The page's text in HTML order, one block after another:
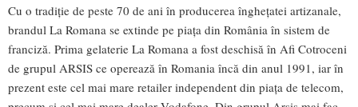
Cu o tradiție de peste 70 de ani în producerea înghețatei artizanale,
brandul La Romana se extinde pe piața din România în sistem de
franciză. Prima gelaterie La Romana a fost deschisă în Afi Cotroceni
de grupul ARSIS ce operează în Romania încă din anul 1991, iar în
prezent este cel mai mare retailer independent din piața de telecom,